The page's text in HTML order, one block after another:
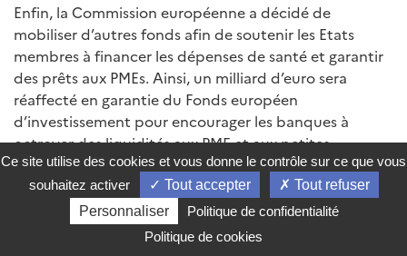
Enfin, la Commission européenne a décidé de
mobiliser d’autres fonds afin de soutenir les Etats
membres à financer les dépenses de santé et garantir
des prêts aux PMEs. Ainsi, un milliard d’euro sera
réaffecté en garantie du Fonds européen
d’investissement pour encourager les banques à
octroyer des liquidités aux PME et aux petites
entreprises de taille intermédiaire. Grâce à cette
garantie, environ
8 Md€de financements seront
déployés pour venir en aide à au moins 100 000 PME
et petites entreprises de taille intermédiaire
Ce site utilise des cookies et vous donne le contrôle sur ce que vous
souhaitez activer
Tout accepter
Tout refuser
Personnaliser
Politique de confidentialité
Politique de cookies